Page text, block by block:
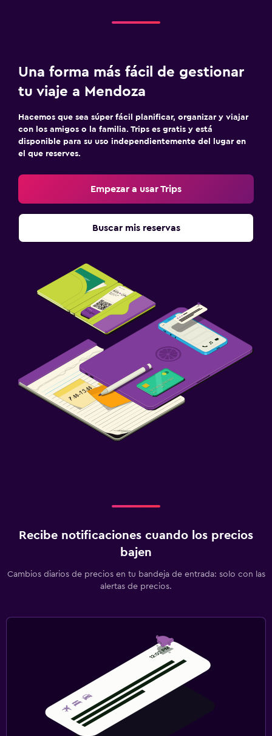
Una forma más fácil de gestionar
tu viaje a Mendoza
Hacemos que sea súper fácil planificar, organizar y viajar
con los amigos o la familia. Trips es gratis y está
disponible para su uso independientemente del lugar en
el que reserves.
Empezar a usar Trips
Buscar mis reservas
Recibe notificaciones cuando los precios
bajen
Cambios diarios de precios en tu bandeja de entrada: solo con las
alertas de precios.